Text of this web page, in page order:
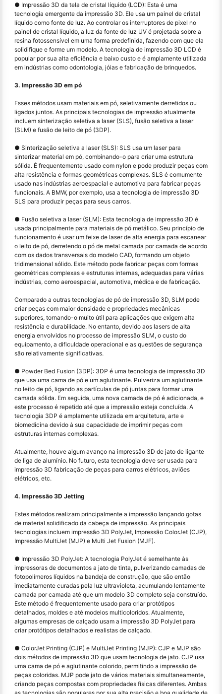
● Impressão 3D da tela de cristal líquido (LCD): Esta é uma
tecnologia emergente da impressão 3D. Ele usa um painel de cristal
líquido como fonte de luz. Ao controlar os interruptores de pixel no
painel de cristal líquido, a luz da fonte de luz UV é projetada sobre a
resina fotossensível em uma forma predefinida, fazendo com que ela
solidifique e forme um modelo. A tecnologia de impressão 3D LCD é
popular por sua alta eficiência e baixo custo e é amplamente utilizada
em indústrias como odontologia, jóias e fabricação de brinquedos.
3. Impressão 3D em pó
Esses métodos usam materiais em pó, seletivamente derretidos ou
ligados juntos. As principais tecnologias de impressão atualmente
incluem sinterização seletiva a laser (SLS), fusão seletiva a laser
(SLM) e fusão de leito de pó (3DP).
● Sinterização seletiva a laser (SLS): SLS usa um laser para
sinterizar material em pó, combinando-o para criar uma estrutura
sólida. É frequentemente usado com nylon e pode produzir peças com
alta resistência e formas geométricas complexas. SLS é comumente
usado nas indústrias aeroespacial e automotiva para fabricar peças
funcionais. A BMW, por exemplo, usa a tecnologia de impressão 3D
SLS para produzir peças para seus carros.
● Fusão seletiva a laser (SLM): Esta tecnologia de impressão 3D é
usada principalmente para materiais de pó metálico. Seu princípio de
funcionamento é usar um feixe de laser de alta energia para escanear
o leito de pó, derretendo o pó de metal camada por camada de acordo
com os dados transversais do modelo CAD, formando um objeto
tridimensional sólido. Este método pode fabricar peças com formas
geométricas complexas e estruturas internas, adequadas para várias
indústrias, como aeroespacial, automotiva, médica e de fabricação.
Comparado a outras tecnologias de pó de impressão 3D, SLM pode
criar peças com maior densidade e propriedades mecânicas
superiores, tornando-o muito útil para aplicações que exigem alta
resistência e durabilidade. No entanto, devido aos lasers de alta
energia envolvidos no processo de impressão SLM, o custo do
equipamento, a dificuldade operacional e as questões de segurança
são relativamente significativas.
● Powder Bed Fusion (3DP): 3DP é uma tecnologia de impressão 3D
que usa uma cama de pó e um aglutinante. Pulveriza um aglutinante
no leito de pó, ligando as partículas de pó juntas para formar uma
camada sólida. Em seguida, uma nova camada de pó é adicionada, e
este processo é repetido até que a impressão esteja concluída. A
tecnologia 3DP é amplamente utilizada em arquitetura, arte e
biomedicina devido à sua capacidade de imprimir peças com
estruturas internas complexas.
Atualmente, houve algum avanço na impressão 3D de jato de ligante
de liga de alumínio. No futuro, esta tecnologia deve ser usada para
impressão 3D fabricação de peças para carros elétricos, aviões
elétricos, etc.
4. Impressão 3D Jetting
Estes métodos realizam principalmente a impressão lançando gotas
de material solidificado da cabeça de impressão. As principais
tecnologias incluem impressão 3D PolyJet, Impressão ColorJet (CJP),
Impressão MultiJet (MJP) e Multi Jet Fusion (MJF).
● Impressão 3D PolyJet: A tecnologia PolyJet é semelhante às
impressoras de documentos a jato de tinta, pulverizando camadas de
fotopolímeros líquidos na bandeja de construção, que são então
imediatamente curadas pela luz ultravioleta, acumulando lentamente
camada por camada até que um modelo 3D completo seja construído.
Este método é frequentemente usado para criar protótipos
detalhados, moldes e até modelos multicoloridos. Atualmente,
algumas empresas de calçado usam a impressão 3D PolyJet para
criar protótipos detalhados e realistas de calçado.
● ColorJet Printing (CJP) e MultiJet Printing (MJP): CJP e MJP são
dois métodos de impressão 3D que usam tecnologia de jato. CJP usa
uma cama de pó e aglutinante colorido, permitindo a impressão de
peças coloridas. MJP pode jato de vários materiais simultaneamente,
criando peças compostas com propriedades físicas diferentes. Ambas